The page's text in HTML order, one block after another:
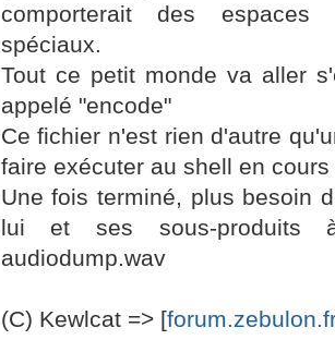
comporterait des
spéciaux.
Tout ce petit monde va aller
appelé "encode"
Ce fichier n'est rien d'autre
faire exécuter au shell en
Une fois terminé, plus besoin
lui et ses sous-produits
audiodump.wav
(C) Kewlcat => [